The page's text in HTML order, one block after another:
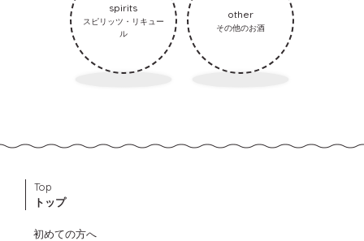
spirits
スピリッツ・リキュー
ル
other
その他のお酒
Top
トップ
初めての方へ